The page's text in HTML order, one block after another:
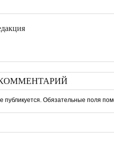
публикуется. Обязательные поля